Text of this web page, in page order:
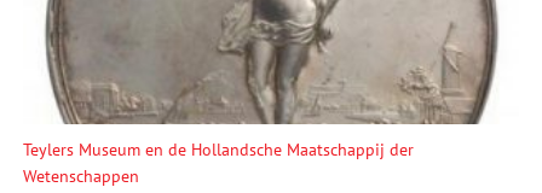
Teylers Museum en de Hollandsche Maatschappij der
Wetenschappen